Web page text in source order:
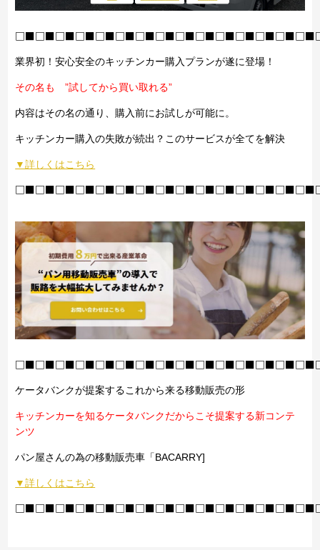
業界初！安心安全のキッチンカー購入プランが遂に登場！
その名も ”試してから買い取れる”
内容はその名の通り、購入前にお試しが可能に。
キッチンカー購入の失敗が続出？このサービスが全てを解決
▼詳しくはこちら
ケータバンクが提案するこれから来る移動販売の形
キッチンカーを知るケータバンクだからこそ提案する新コンテ
ンツ
パン屋さんの為の移動販売車「BACARRY]
▼詳しくはこちら